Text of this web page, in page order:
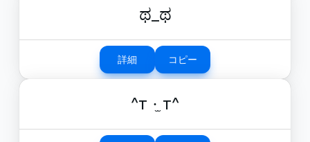
ಥ_ಥ
詳細 コピー
^т ·̫ т^